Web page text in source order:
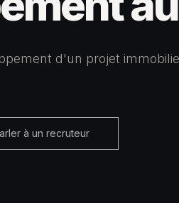
d'un projet
à un recruteur